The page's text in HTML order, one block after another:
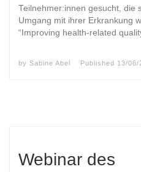
Teilnehmer:innen gesucht, die
Umgang mit ihrer Erkrankung
“Improving health-related
by Sabine Abel Published 13/06/
Webinar des